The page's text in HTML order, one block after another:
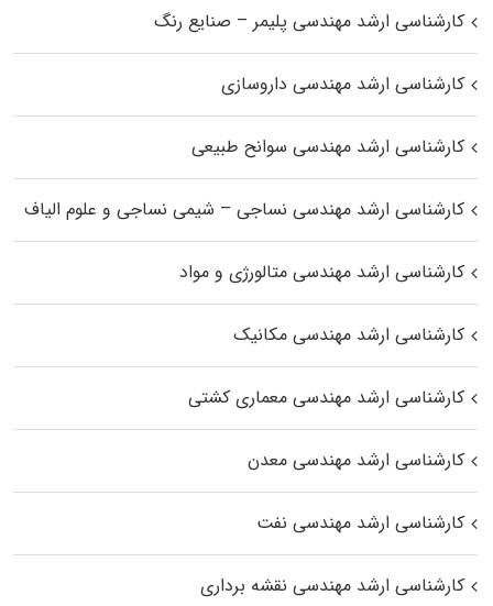
کارشناسی ارشد مهندسی پلیمر – صنایع رنگ
کارشناسی ارشد مهندسی داروسازی
کارشناسی ارشد مهندسی سوانح طبیعی
کارشناسی ارشد مهندسی نساجی – شیمی نساجی و علوم الیاف
کارشناسی ارشد مهندسی متالورژی و مواد
کارشناسی ارشد مهندسی مکانیک
کارشناسی ارشد مهندسی معماری کشتی
کارشناسی ارشد مهندسی معدن
کارشناسی ارشد مهندسی نفت
کارشناسی ارشد مهندسی نقشه برداری